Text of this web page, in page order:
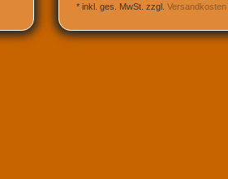
* inkl. ges. MwSt. zzgl. Versandkosten